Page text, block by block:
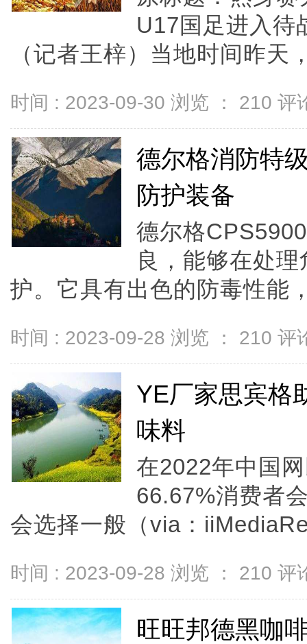
U17国足进入待
（记者王梓）当地时间昨天
时间 : 2023-09-30 浏览 ： 210 评
德尔格消防特
防护装备
德尔格
良，能够在处
护。它具有出色的防毒性能
时间 : 2023-09-28 浏览 ： 210 评
YE厂家思宾格
味料
在2022年中国
66.67%消费者
会选择一般（via：
时间 : 2023-09-28 浏览 ： 210 评
旺旺邦德黑咖